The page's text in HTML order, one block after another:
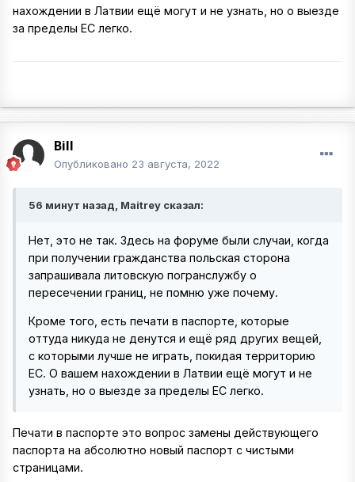
нахождении в Латвии ещё могут и не узнать, но о выезде
за пределы ЕС легко.
Bill
Опубликовано 23 августа, 2022
56 минут назад, Maitrey сказал:
Нет, это не так. Здесь на форуме были случаи, когда
при получении гражданства польская сторона
запрашивала литовскую погранслужбу о
пересечении границ, не помню уже почему.
Кроме того, есть печати в паспорте, которые
оттуда никуда не денутся и ещё ряд других вещей,
с которыми лучше не играть, покидая территорию
ЕС. О вашем нахождении в Латвии ещё могут и не
узнать, но о выезде за пределы ЕС легко.
Печати в паспорте это вопрос замены действующего
паспорта на абсолютно новый паспорт с чистыми
страницами.